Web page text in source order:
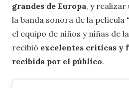
grandes de Europa, y realizar
la banda sonora de la película
el equipo de niños y niñas de
recibió excelentes críticas y
recibida por el público.